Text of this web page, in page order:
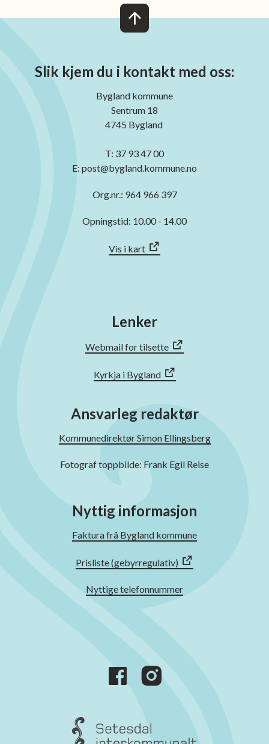
Slik kjem du i kontakt med oss:
Bygland kommune
Sentrum 18
4745 Bygland
T: 37 93 47 00
E: post@bygland.kommune.no
Org.nr.: 964 966 397
Opningstid: 10.00 - 14.00
Vis i kart
Lenker
Webmail for tilsette
Kyrkja i Bygland
Ansvarleg redaktør
Kommunedirektør Simon Ellingsberg
Fotograf toppbilde: Frank Egil Reise
Nyttig informasjon
Faktura frå Bygland kommune
Prisliste (gebyrregulativ)
Nyttige telefonnummer